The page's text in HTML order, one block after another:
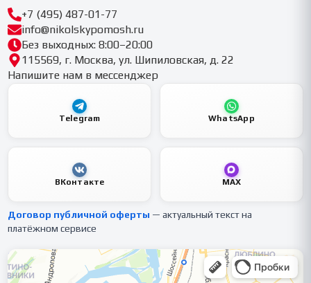
+7 (495) 487-01-77
info@nikolskypomosh.ru
Без выходных: 8:00–20:00
115569, г. Москва, ул. Шипиловская, д. 22
Напишите нам в мессенджер
Telegram WhatsApp
ВКонтакте MAX
Договор публичной оферты — актуальный текст на
платёжном сервисе